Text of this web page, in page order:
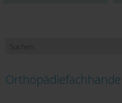
Hilfen für Bedürftige
Orthopädiefachhandel